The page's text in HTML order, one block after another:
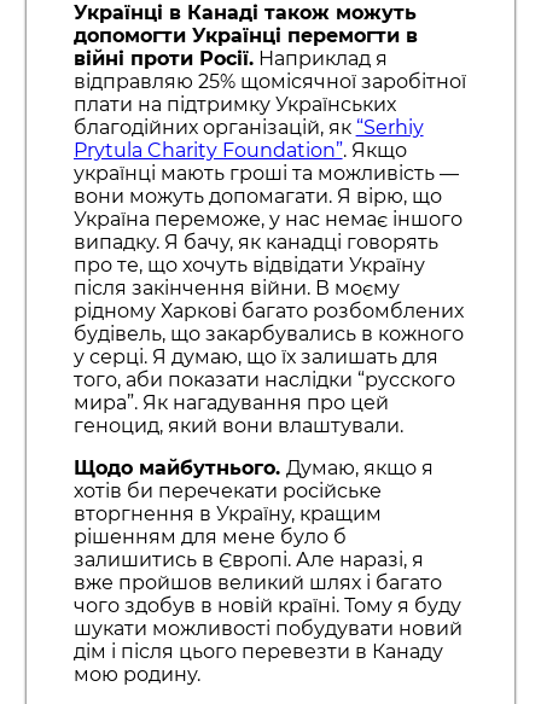
Українці в Канаді також можуть
допомогти Українці перемогти в
війні проти Росії.Наприклад я
відправляю 25% щомісячної заробітної
плати на підтримку Українських
благодійних організацій, як “Serhiy
Prytula Charity Foundation”. Якщо
українці мають гроші та можливість —
вони можуть допомагати. Я вірю, що
Україна переможе, у нас немає іншого
випадку. Я бачу, як канадці говорять
про те, що хочуть відвідати Україну
після закінчення війни. В моєму
рідному Харкові багато розбомблених
будівель, що закарбувались в кожного
у серці. Я думаю, що їх залишать для
того, аби показати наслідки “русского
мира”. Як нагадування про цей
геноцид, який вони влаштували.
Щодо майбутнього. Думаю, якщо я
хотів би перечекати російське
вторгнення в Україну, кращим
рішенням для мене було б
залишитись в Європі. Але наразі, я
вже пройшов великий шлях і багато
чого здобув в новій країні. Тому я буду
шукати можливості побудувати новий
дім і після цього перевезти в Канаду
мою родину.